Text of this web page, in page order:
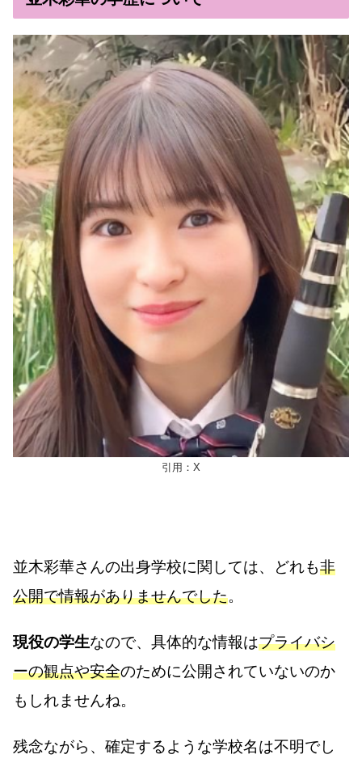
引用：X
並木彩華さんの出身学校に関しては、どれも非
公開で情報がありませんでした。
現役の学生なので、具体的な情報はプライバシ
ーの観点や安全のために公開されていないのか
もしれませんね。
残念ながら、確定するような学校名は不明でし